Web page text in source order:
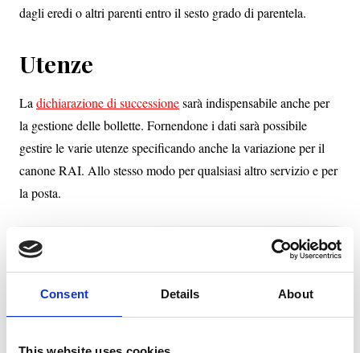
Consent Details About
dagli eredi o altri parenti entro il sesto grado di parentela.
Utenze
La dichiarazione di successionesarà indispensabile anche per
la gestione delle bollette. Fornendone i dati sarà possibile
gestire le varie utenze specificando anche la variazione per il
canone RAI. Allo stesso modo per qualsiasi altro servizio e per
la posta.
Preferisciricevere
una nostra
chiamata?